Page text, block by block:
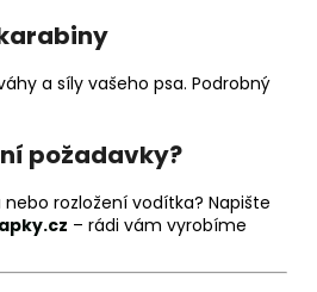
a síly vašeho psa. Podrobný
požadavky?
rozložení vodítka? Napište
– rádi vám vyrobíme